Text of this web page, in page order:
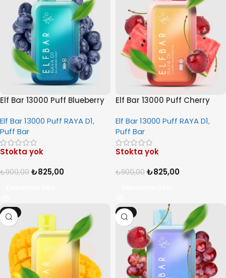
Elf Bar 13000 Puff Blueberry
Elf Bar 13000 Puff RAYA D1,
Puff Bar
Stokta yok
₺900,00 ₺825,00
Elf Bar 13000 Puff Cherry
Elf Bar 13000 Puff RAYA D1,
Puff Bar
Stokta yok
₺900,00 ₺825,00
-8% -8%